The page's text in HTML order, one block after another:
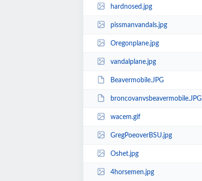
hardnosed.jpg
pissmanvandals.jpg
Oregonplane.jpg
vandalplane.jpg
Beavermobile.JPG
broncovanvsbeavermobile.JPG
wacem.gif
GregPoeoverBSU.jpg
Oshet.jpg
4horsemen.jpg